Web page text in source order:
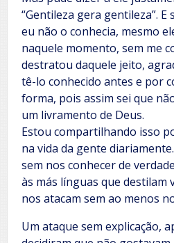
“Gentileza gera gentileza”.
eu não o conhecia, mesmo
naquele momento, sem me
destratou daquele jeito,
tê-lo conhecido antes e por
forma, pois assim sei que
um livramento de Deus.
Estou compartilhando isso
na vida da gente
sem nos conhecer de
às más línguas que destilam
nos atacam sem ao menos
Um ataque sem explicação,